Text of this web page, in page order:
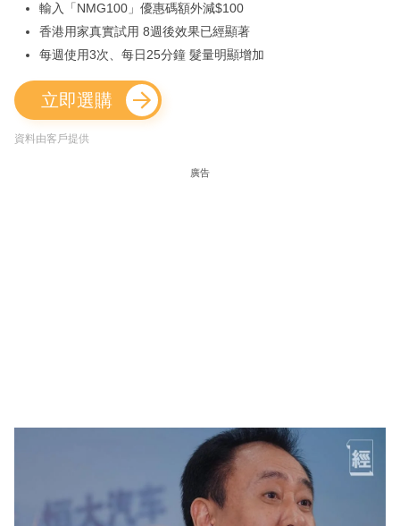
輸入「NMG100」優惠碼額外減$100
香港用家真實試用 8週後效果已經顯著
每週使用3次、每日25分鐘 髮量明顯增加
立即選購
資料由客戶提供
廣告